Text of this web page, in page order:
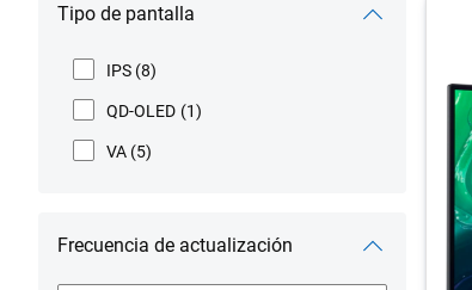
Tipo de pantalla
IPS (8)
QD-OLED (1)
VA (5)
Frecuencia de actualización